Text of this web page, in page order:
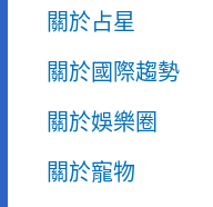
關於占星
關於國際趨勢
關於娛樂圈
關於寵物